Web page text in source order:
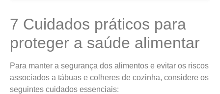
7 Cuidados práticos para
proteger a saúde alimentar
Para manter a segurança dos alimentos e evitar os riscos
associados a tábuas e colheres de cozinha, considere os
seguintes cuidados essenciais: